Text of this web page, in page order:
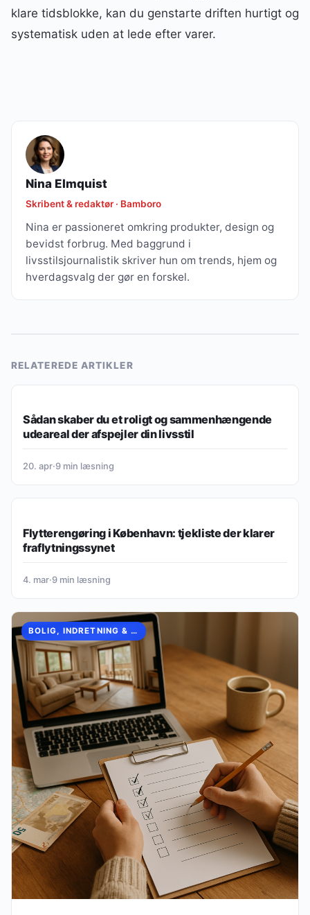
klare tidsblokke, kan du genstarte driften hurtigt og
systematisk uden at lede efter varer.
Nina Elmquist
Skribent & redaktør · Bamboro
Nina er passioneret omkring produkter, design og
bevidst forbrug. Med baggrund i
livsstilsjournalistik skriver hun om trends, hjem og
hverdagsvalg der gør en forskel.
RELATEREDE ARTIKLER
Sådan skaber du et roligt og sammenhængende
udeareal der afspejler din livsstil
20. apr·9 min læsning
Flytterengøring i København: tjekliste der klarer
fraflytningssynet
4. mar·9 min læsning
BOLIG, INDRETNING & HVERDAG